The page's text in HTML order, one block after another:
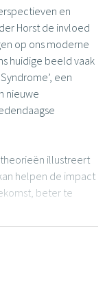
en
Horst de invloed
op ons moderne
huidige beeld vaak
een
nieuwe
illustreert
helpen de impact
beter te